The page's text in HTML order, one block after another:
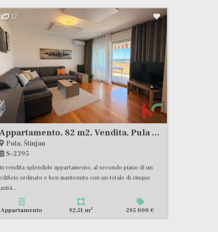
12
Appartamento, 82 m2, Vendita, Pula - Štinjan
Pula, Štinjan
S-2395
In vendita splendido appartamento, al secondo piano di un
edificio ordinato e ben mantenuto con un totale di cinque
Appartamento 82,51 m2 285 000 €